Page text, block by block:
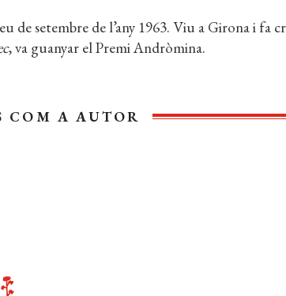
de setembre de l’any 1963. Viu a Girona i fa
, va guanyar el Premi Andròmina.
COM A AUTOR